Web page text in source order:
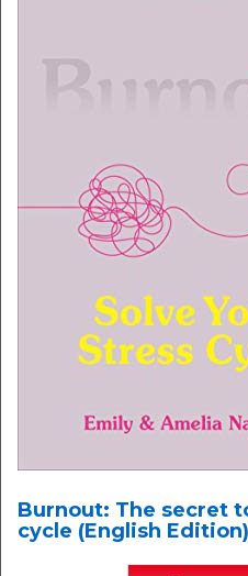
Burnout: The secret
cycle (English Edition)